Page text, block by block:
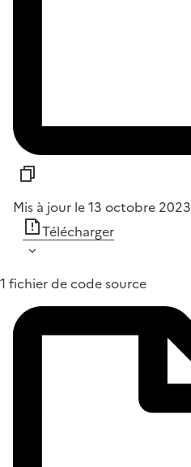
Mis à jour le 13 octobre 2023
Télécharger
1 fichier de code source